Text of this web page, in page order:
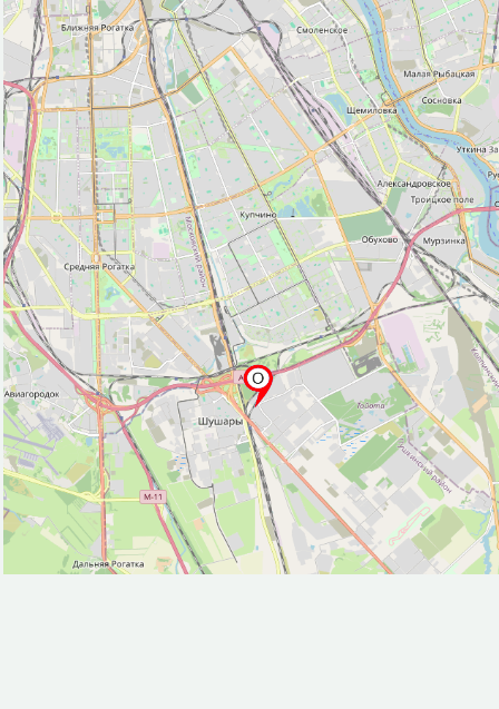
Водонапорная башня (2)
Выставочный центр (1)
Гостевой дом (1)
Гостиница (8)
Кафе (100)
Кинотеатр (2)
Колодец (13)
Ледовый каток (1)
Магазин (861)
Место для пикника (3)
Музей (10)
Обелиск (1)
Обсерватория (2)
Паб (3)
Парк, сквер (48)
Плавательный бассейн (6)
Платёжный терминал (7)
Поликлиника (14)
Полицейский участок (9)
Почта (18)
Ресторан (31)
Рынок, базар (1)
Смотровая площадка (24)
Спортивный центр (7)
Стоматолог (15)
Стоянка такси (2)